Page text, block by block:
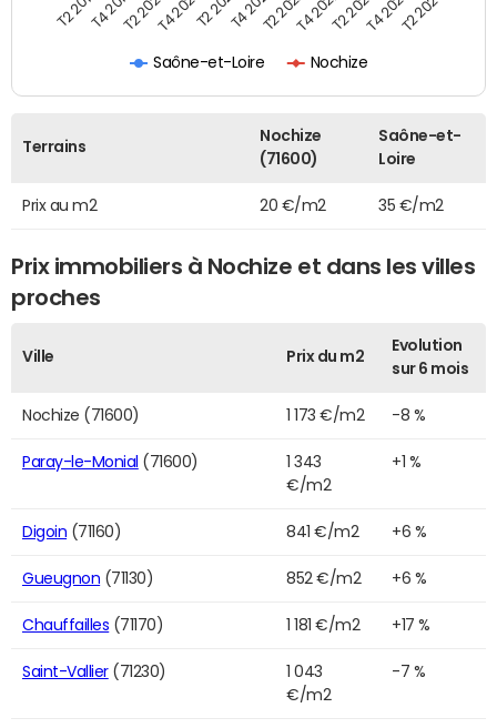
Saône-et-Loire Nochize
T2 2020T4 2020 T2 2022T4 2022T2 2023T4 2023T2 2024
Terrains
Nochize
(71600)
Saône-et-
Loire
Prix au m2 20 €/m2 35 €/m2
Prix immobiliers à Nochize et dans les villes
proches
Ville Prix du m2
Evolution
sur 6 mois
Nochize (71600) 1 173 €/m2 -8 %
Paray-le-Monial (71600)
1 343
€/m2
+1 %
Digoin (71160) 841 €/m2 +6 %
Gueugnon (71130) 852 €/m2 +6 %
Chauffailles (71170) 1 181 €/m2 +17 %
Saint-Vallier(71230)
1 043
€/m2
-7 %